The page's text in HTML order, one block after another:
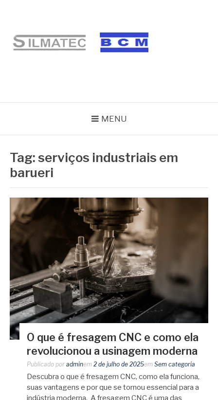
conteúdo
MENU
Tag:serviços industriais em
barueri
O que é fresagem CNC e como ela
revolucionou a usinagem moderna
Publicado por adminem 2 de julho de 2025em Sem categoria
Descubra o que é fresagem CNC, como ela funciona,
suas vantagens e por que se tornou essencial para a
indústria moderna. A fresagem CNC é uma das